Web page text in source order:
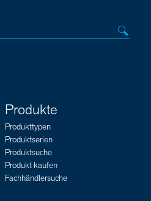
Produkte
Produkttypen
Produktserien
Produktsuche
Produkt kaufen
Fachhändlersuche